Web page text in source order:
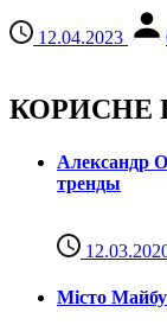
12.04.2023
КОРИСНЕ
Александр
тренды
Місто